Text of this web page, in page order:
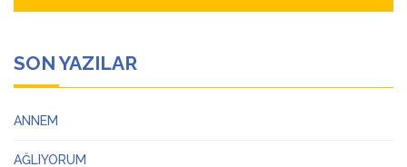
SON YAZILAR
ANNEM
AĞLIYORUM